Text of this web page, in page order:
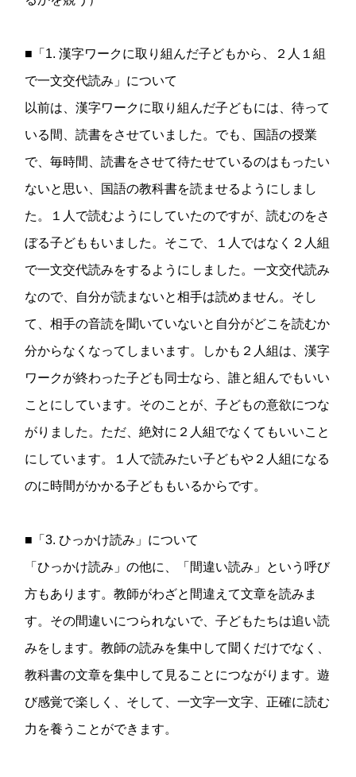
■「1. 漢字ワークに取り組んだ子どもから、２人１組
で一文交代読み」について
以前は、漢字ワークに取り組んだ子どもには、待って
いる間、読書をさせていました。でも、国語の授業
で、毎時間、読書をさせて待たせているのはもったい
ないと思い、国語の教科書を読ませるようにしまし
た。１人で読むようにしていたのですが、読むのをさ
ぼる子どももいました。そこで、１人ではなく２人組
で一文交代読みをするようにしました。一文交代読み
なので、自分が読まないと相手は読めません。そし
て、相手の音読を聞いていないと自分がどこを読むか
分からなくなってしまいます。しかも２人組は、漢字
ワークが終わった子ども同士なら、誰と組んでもいい
ことにしています。そのことが、子どもの意欲につな
がりました。ただ、絶対に２人組でなくてもいいこと
にしています。１人で読みたい子どもや２人組になる
のに時間がかかる子どももいるからです。
■「3. ひっかけ読み」について
「ひっかけ読み」の他に、「間違い読み」という呼び
方もあります。教師がわざと間違えて文章を読みま
す。その間違いにつられないで、子どもたちは追い読
みをします。教師の読みを集中して聞くだけでなく、
教科書の文章を集中して見ることにつながります。遊
び感覚で楽しく、そして、一文字一文字、正確に読む
力を養うことができます。